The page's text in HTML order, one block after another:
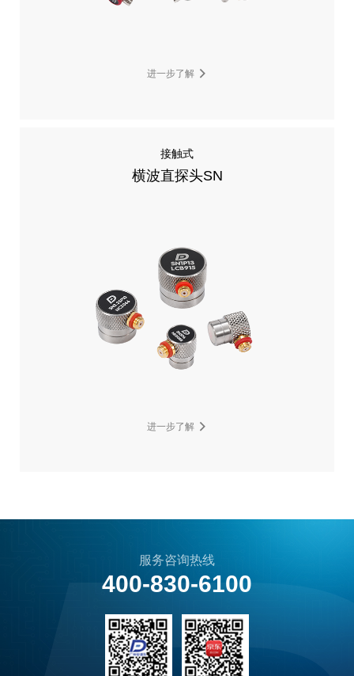
进一步了解
接触式
横波直探头SN
进一步了解
服务咨询热线
400-830-6100